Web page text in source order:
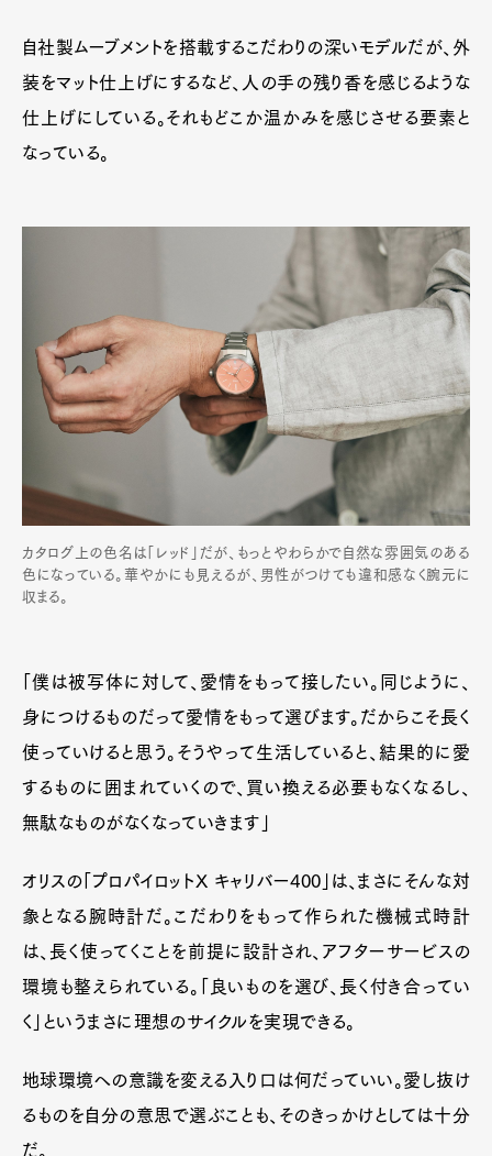
自社製ムーブメントを搭載するこだわりの深いモデルだが、外
装をマット仕上げにするなど、人の手の残り香を感じるような
仕上げにしている。それもどこか温かみを感じさせる要素と
なっている。
カタログ上の色名は「レッド」だが、もっとやわらかで自然な雰囲気のある
色になっている。華やかにも見えるが、男性がつけても違和感なく腕元に
収まる。
「僕は被写体に対して、愛情をもって接したい。同じように、
身につけるものだって愛情をもって選びます。だからこそ長く
使っていけると思う。そうやって生活していると、結果的に愛
するものに囲まれていくので、買い換える必要もなくなるし、
無駄なものがなくなっていきます」
オリスの「プロパイロットX キャリバー400」は、まさにそんな対
象となる腕時計だ。こだわりをもって作られた機械式時計
は、長く使ってくことを前提に設計され、アフターサービスの
環境も整えられている。「良いものを選び、長く付き合ってい
く」というまさに理想のサイクルを実現できる。
地球環境への意識を変える入り口は何だっていい。愛し抜け
るものを自分の意思で選ぶことも、そのきっかけとしては十分
だ。